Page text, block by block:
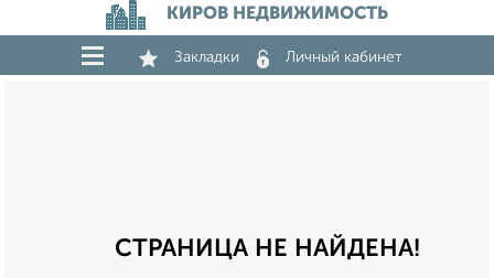
КИРОВ НЕДВИЖИМОСТЬ
Закладки Личный кабинет
СТРАНИЦА НЕ НАЙДЕНА!